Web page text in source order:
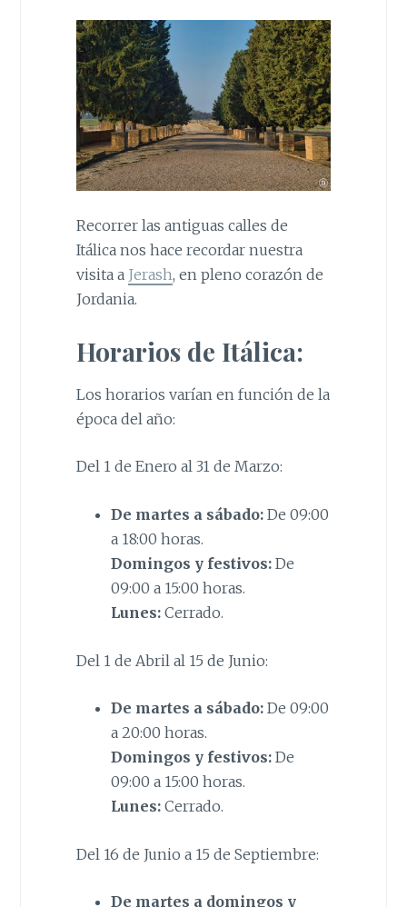
Recorrer las antiguas calles de
Itálica nos hace recordar nuestra
visita a Jerash, en pleno corazón de
Jordania.
Horarios de Itálica:
Los horarios varían en función de la
época del año:
Del 1 de Enero al 31 de Marzo:
De martes a sábado:De 09:00
a 18:00 horas.
Domingos y festivos:De
09:00 a 15:00 horas.
Lunes:Cerrado.
Del 1 de Abril al 15 de Junio:
De martes a sábado:De 09:00
a 20:00 horas.
Domingos y festivos:De
09:00 a 15:00 horas.
Lunes:Cerrado.
Del 16 de Junio a 15 de Septiembre:
De martes a domingos y